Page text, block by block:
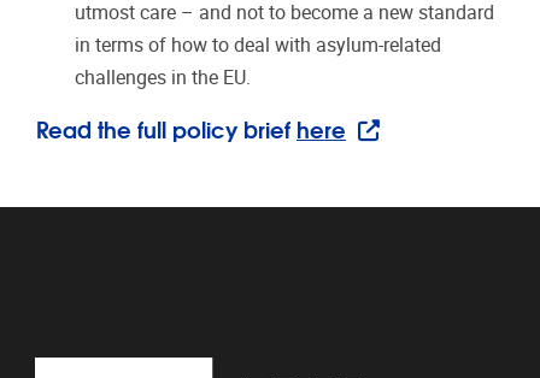
utmost care – and not to become a new standard
in terms of how to deal with asylum-related
challenges in the EU.
Read the full policy brief here